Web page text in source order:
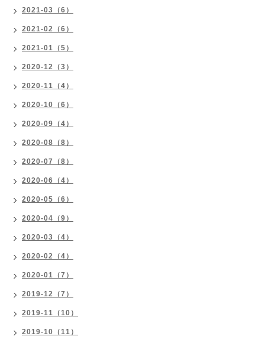
2021-03（6）
2021-02（6）
2021-01（5）
2020-12（3）
2020-11（4）
2020-10（6）
2020-09（4）
2020-08（8）
2020-07（8）
2020-06（4）
2020-05（6）
2020-04（9）
2020-03（4）
2020-02（4）
2020-01（7）
2019-12（7）
2019-11（10）
2019-10（11）